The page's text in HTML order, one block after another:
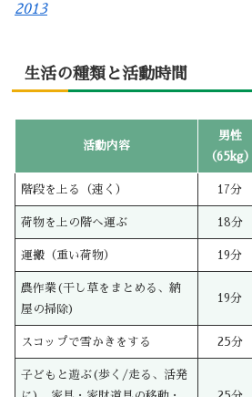
2013
生活の種類と活動時間
活動内容
男性
（65kg）
階段を上る（速く） 17分
荷物を上の階へ運ぶ 18分
運搬（重い荷物） 19分
農作業(干し草をまとめる、納
屋の掃除)
19分
スコップで雪かきをする 25分
子どもと遊ぶ(歩く/走る、活発